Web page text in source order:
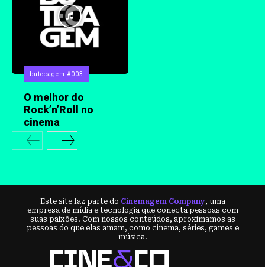
butecagem #003
O melhor do
Rock’n’Roll no
cinema
Este site faz parte do Cinemagem Company, uma
empresa de mídia e tecnologia que conecta pessoas com
suas paixões. Com nossos conteúdos, aproximamos as
pessoas do que elas amam, como cinema, séries, games e
música.